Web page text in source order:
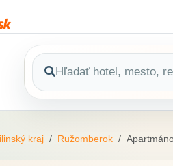
kraj Ružomberok